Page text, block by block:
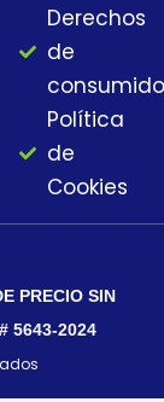
Derechos
de
Política
de
Cookies
PRECIO SIN
5643-2024